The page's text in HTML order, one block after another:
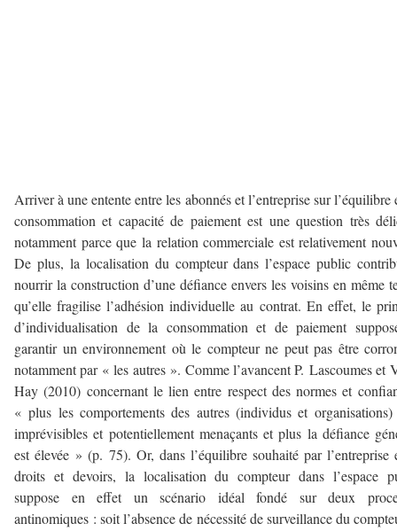
Arriver à une entente entre les abonnés et l’entreprise sur l’équilibre
consommation et capacité de paiement est une question très
notamment parce que la relation commerciale est relativement
De plus, la localisation du compteur dans l’espace public
nourrir la construction d’une défiance envers les voisins en même
qu’elle fragilise l’adhésion individuelle au contrat. En effet, le
d’individualisation de la consommation et de paiement
garantir un environnement où le compteur ne peut pas être
notamment par « les autres ». Comme l’avancent P. Lascoumes et
Hay (2010) concernant le lien entre respect des normes et
« plus les comportements des autres (individus et organisations)
imprévisibles et potentiellement menaçants et plus la défiance
est élevée » (p. 75). Or, dans l’équilibre souhaité par l’entreprise
droits et devoirs, la localisation du compteur dans l’espace
suppose en effet un scénario idéal fondé sur deux
antinomiques : soit l’absence de nécessité de surveillance du